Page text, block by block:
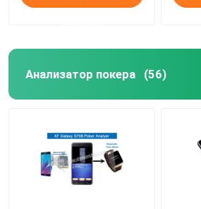
Анализатор покера (56)